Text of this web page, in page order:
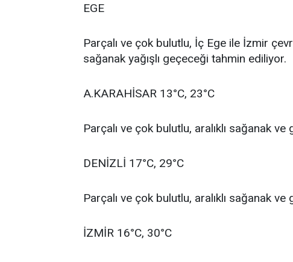
EGE
Parçalı ve çok bulutlu, İç Ege ile İzmir
sağanak yağışlı geçeceği tahmin ediliyor.
A.KARAHİSAR 13°C, 23°C
Parçalı ve çok bulutlu, aralıklı sağanak
DENİZLİ 17°C, 29°C
Parçalı ve çok bulutlu, aralıklı sağanak
İZMİR 16°C, 30°C